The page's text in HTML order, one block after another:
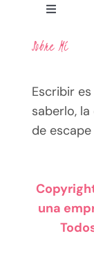
Toggle
Legal
Política
Términos
Política
Sobre Mí
Escribir
saberlo,
de
una